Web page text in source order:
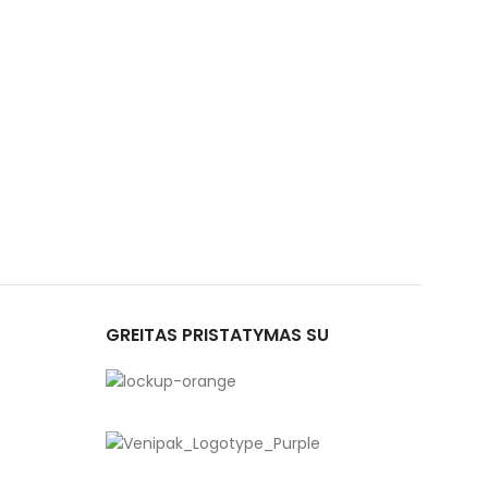
GREITAS PRISTATYMAS SU